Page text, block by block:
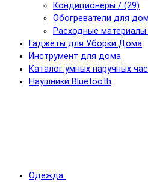
Кондиционеры / (29)
Обогреватели для
Расходные материалы
Гаджеты для Уборки Дома
Инструмент для дома
Каталог умных наручных
Наушники Bluetooth
Одежда